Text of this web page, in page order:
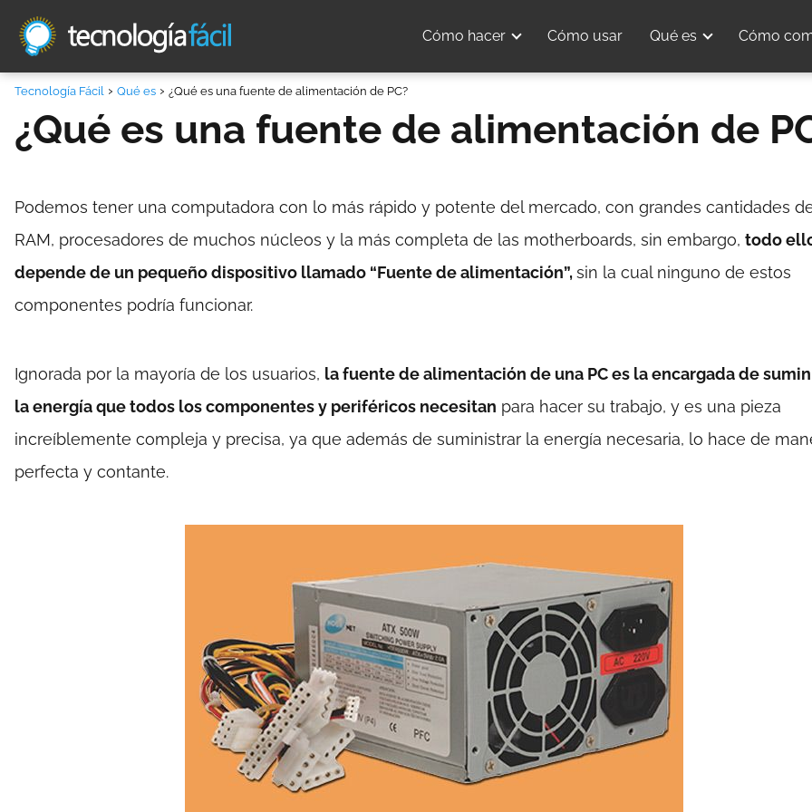
Cómo hacer Cómo usar Qué es Cómo
Tecnología Fácil Qué es ¿Qué es una fuente de alimentación de PC?
¿Qué es una fuente de alimentación de
Podemos tener una computadora con lo más rápido y potente del mercado, con grandes cantidades
RAM, procesadores de muchos núcleos y la más completa de las motherboards, sin embargo, todo
depende de un pequeño dispositivo llamado “Fuente de alimentación”,sin la cual ninguno de estos
componentes podría funcionar.
Ignorada por la mayoría de los usuarios, la fuente de alimentación de una PC es la encargada de
la energía que todos los componentes y periféricos necesitan para hacer su trabajo, y es una pieza
increíblemente compleja y precisa, ya que además de suministrar la energía necesaria, lo hace de
perfecta y contante.